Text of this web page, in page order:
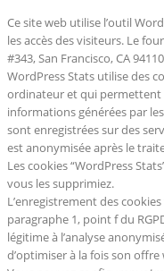
Ce site web utilise l’outil
les accès des visiteurs. Le
#343, San Francisco, CA
WordPress Stats utilise des
ordinateur et qui permettent
informations générées par
sont enregistrées sur des
est anonymisée après le
Les cookies “WordPress
vous les supprimiez.
L’enregistrement des
paragraphe 1, point f du
légitime à l’analyse
d’optimiser à la fois son